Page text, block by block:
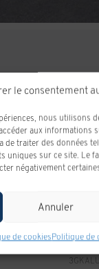
le consentement
nous utilisons
aux informations
de traiter des données
uniques sur ce site. Le
négativement
Annuler
de cookiesPolitique de
10 km
: EBENE
APRES